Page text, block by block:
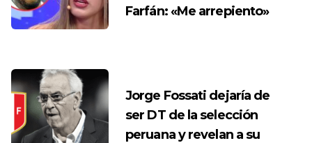
Farfán: «Me arrepiento»
Jorge Fossati dejaría de
ser DT de la selección
peruana y revelan a su